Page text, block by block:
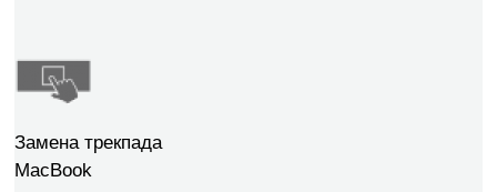
Замена трекпада
MacBook